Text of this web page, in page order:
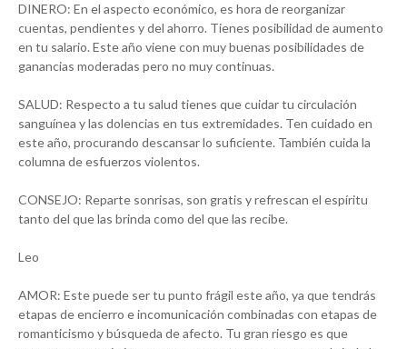
DINERO: En el aspecto económico, es hora de reorganizar
cuentas, pendientes y del ahorro. Tienes posibilidad de aumento
en tu salario. Este año viene con muy buenas posibilidades de
ganancias moderadas pero no muy continuas.
SALUD: Respecto a tu salud tienes que cuidar tu circulación
sanguínea y las dolencias en tus extremidades. Ten cuidado en
este año, procurando descansar lo suficiente. También cuida la
columna de esfuerzos violentos.
CONSEJO: Reparte sonrisas, son gratis y refrescan el espíritu
tanto del que las brinda como del que las recibe.
Leo
AMOR: Este puede ser tu punto frágil este año, ya que tendrás
etapas de encierro e incomunicación combinadas con etapas de
romanticismo y búsqueda de afecto. Tu gran riesgo es que